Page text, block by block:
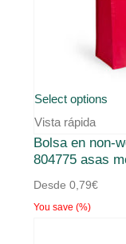
Select options
Vista rápida
Bolsa en non-
804775 asas
Desde 0,79€
You save (%)